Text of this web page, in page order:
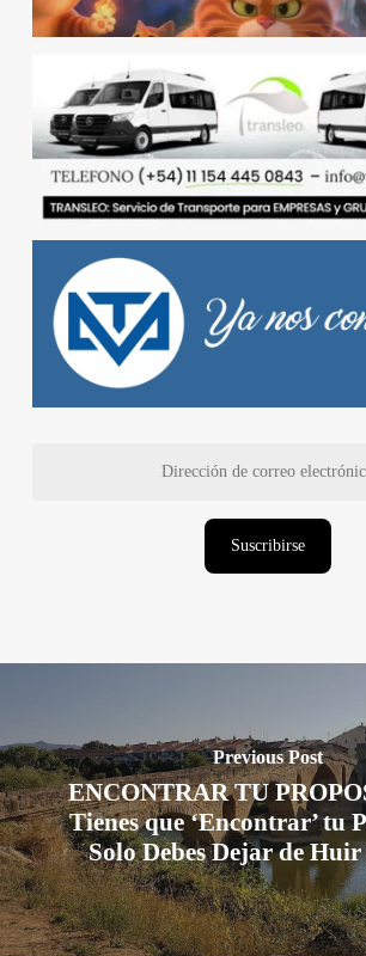
Suscribirse
Previous Post
ENCONTRAR TU
Tienes que ‘Encontrar’ tu
Solo Debes Dejar de